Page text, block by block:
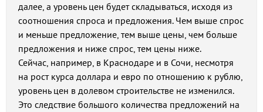
далее, а уровень цен будет складываться, исходя из
соотношения спроса и предложения. Чем выше спрос
и меньше предложение, тем выше цены, чем больше
предложения и ниже спрос, тем цены ниже.
Сейчас, например, в Краснодаре и в Сочи, несмотря
на рост курса доллара и евро по отношению к рублю,
уровень цен в долевом строительстве не изменился.
Это следствие большого количества предложений на